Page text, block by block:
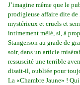
J’imagine même que le
prodigieuse affaire dite de
mystérieux et cruels et
intimement mêlé, si, à
Stangerson au grade de
soir, dans un article
ressuscité une terrible
disait-il, oubliée pour
La «Chambre Jaune» !